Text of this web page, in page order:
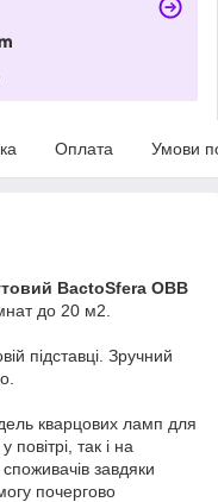
Оплата Умови
BactoSfera OBB
до 20 м2.
підставці. Зручний
кварцових ламп для
так і на
завдяки
почергово